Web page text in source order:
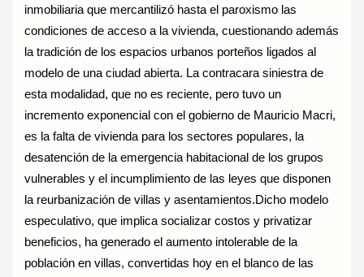
inmobiliaria que mercantilizó hasta el paroxismo las
condiciones de acceso a la vivienda, cuestionando además
la tradición de los espacios urbanos porteños ligados al
modelo de una ciudad abierta. La contracara siniestra de
esta modalidad, que no es reciente, pero tuvo un
incremento exponencial con el gobierno de Mauricio Macri,
es la falta de vivienda para los sectores populares, la
desatención de la emergencia habitacional de los grupos
vulnerables y el incumplimiento de las leyes que disponen
la reurbanización de villas y asentamientos.Dicho modelo
especulativo, que implica socializar costos y privatizar
beneficios, ha generado el aumento intolerable de la
población en villas, convertidas hoy en el blanco de las